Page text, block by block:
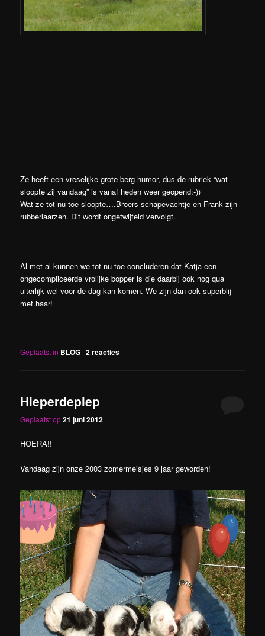
Ze heeft een vreselijke grote berg humor, dus de rubriek “wat
sloopte zij vandaag” is vanaf heden weer geopend:-))
Wat ze tot nu toe sloopte….Broers schapevachtje en Frank zijn
rubberlaarzen. Dit wordt ongetwijfeld vervolgt.
Al met al kunnen we tot nu toe concluderen dat Katja een
ongecompliceerde vrolijke bopper is die daarbij ook nog qua
uiterlijk wel voor de dag kan komen. We zijn dan ook superblij
met haar!
Geplaatst in BLOG |2reacties
Hieperdepiep
Geplaatst op21 juni 2012
HOERA!!
Vandaag zijn onze 2003 zomermeisjes 9 jaar geworden!